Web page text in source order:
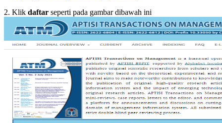
2. Klik daftar seperti pada gambar dibawah ini